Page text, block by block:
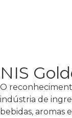
NIS
O
indústria de
bebidas, aromas